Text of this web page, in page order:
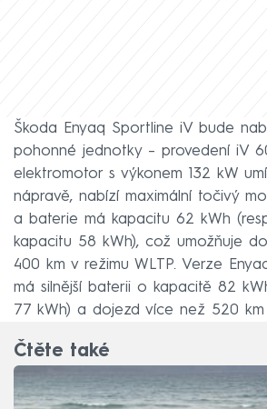
Škoda Enyaq Sportline iV bude
pohonné jednotky – provedení iV
elektromotor s výkonem 132 kW
nápravě, nabízí maximální točivý
a baterie má kapacitu 62 kWh
kapacitu 58 kWh), což umožňuje
400 km v režimu WLTP. Verze
má silnější baterii o kapacitě 82
77 kWh) a dojezd více než 520 km
Čtěte také